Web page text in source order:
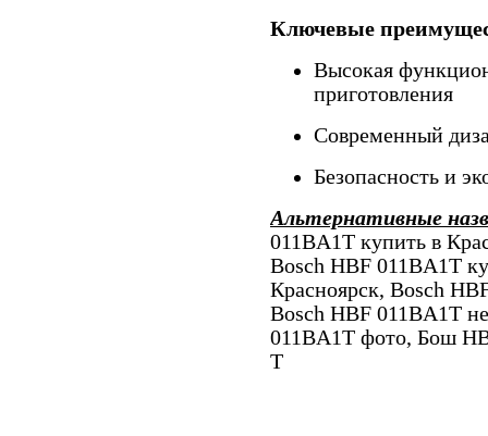
Ключевые
Высокая
приготовления
Современный
Безопасность и
Альтернативные
011BA1T купить в
Bosch HBF 011BA1T
Красноярск, Bosch
Bosch HBF 011BA1T
011BA1T фото, Бош
T